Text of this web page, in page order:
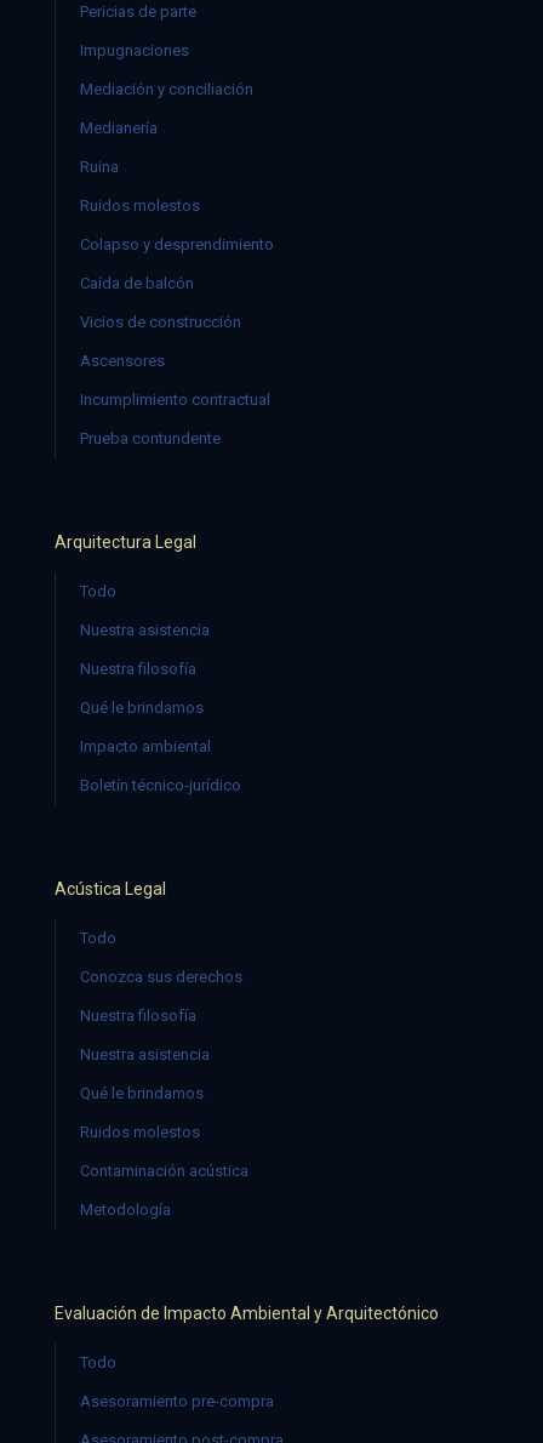
Pericias de parte
Impugnaciones
Mediación y conciliación
Medianería
Ruina
Ruidos molestos
Colapso y desprendimiento
Caída de balcón
Vicios de construcción
Ascensores
Incumplimiento contractual
Prueba contundente
Arquitectura Legal
Todo
Nuestra asistencia
Nuestra filosofía
Qué le brindamos
Impacto ambiental
Boletín técnico-jurídico
Acústica Legal
Todo
Conozca sus derechos
Nuestra filosofía
Nuestra asistencia
Qué le brindamos
Ruidos molestos
Contaminación acústica
Metodología
Evaluación de Impacto Ambiental y Arquitectónico
Todo
Asesoramiento pre-compra